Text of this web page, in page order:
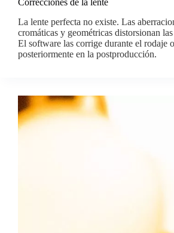
Correcciones de la lente
La lente perfecta no existe. Las
cromáticas y geométricas distorsionan
El software las corrige durante el rodaje o
posteriormente en la postproducción.